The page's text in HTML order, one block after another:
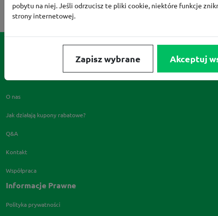
Serwis
O nas
Jak działają kupony rabatowe?
Q&A
Kontakt
Współpraca
Informacje Prawne
Polityka prywatności
pobytu na niej. Jeśli odrzucisz te pliki cookie, niektóre funkcje
strony internetowej.
Zapisz wybrane Akceptuj